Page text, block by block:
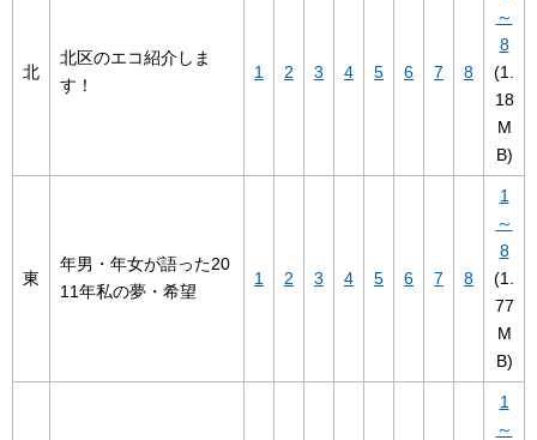
北
北区のエコ紹介しま
す！
1 2 3 4 5 6 7 8
～
8
(1.
18
M
B)
東
年男・年女が語った20
11年私の夢・希望
1 2 3 4 5 6 7 8
1
～
8
(1.
77
M
B)
1
～